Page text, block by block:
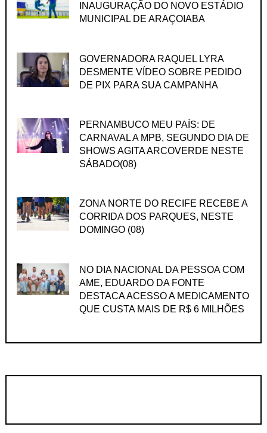
INAUGURAÇÃO DO NOVO ESTÁDIO
MUNICIPAL DE ARAÇOIABA
GOVERNADORA RAQUEL LYRA
DESMENTE VÍDEO SOBRE PEDIDO
DE PIX PARA SUA CAMPANHA
PERNAMBUCO MEU PAÍS: DE
CARNAVAL A MPB, SEGUNDO DIA DE
SHOWS AGITA ARCOVERDE NESTE
SÁBADO(08)
ZONA NORTE DO RECIFE RECEBE A
CORRIDA DOS PARQUES, NESTE
DOMINGO (08)
NO DIA NACIONAL DA PESSOA COM
AME, EDUARDO DA FONTE
DESTACA ACESSO A MEDICAMENTO
QUE CUSTA MAIS DE R$ 6 MILHÕES